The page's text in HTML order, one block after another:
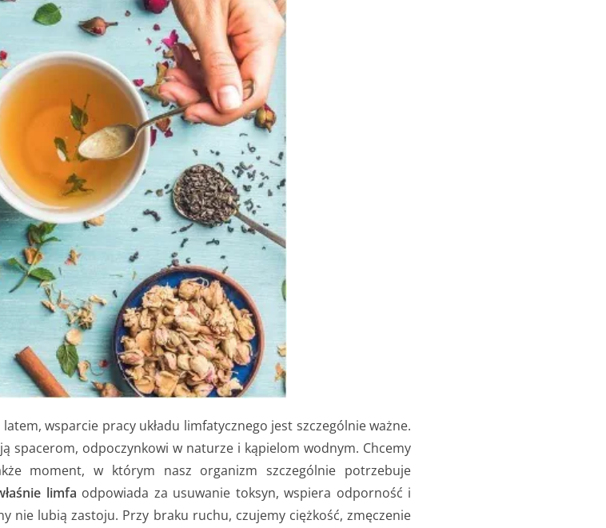
wsparcie pracy układu limfatycznego jest szczególnie ważne.
spacerom, odpoczynkowi w naturze i kąpielom wodnym. Chcemy
moment, w którym nasz organizm szczególnie potrzebuje
limfa odpowiada za usuwanie toksyn, wspiera odporność i
nie lubią zastoju. Przy braku ruchu, czujemy ciężkość, zmęczenie